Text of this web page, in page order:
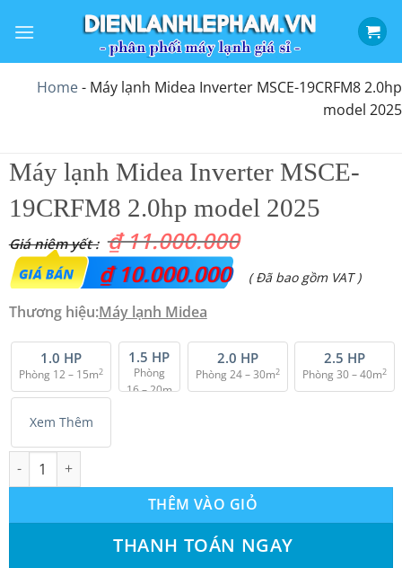
qua
Home- Máy lạnh Midea Inverter MSCE-19CRFM8 2.0hp
model 2025
Máy lạnh Midea Inverter MSCE-
19CRFM8 2.0hp model 2025
₫11.000.000
Giá
gốc
₫ 11.000.000.
₫10.000.000
Giá
là:
₫ 10.000.000.
( Đã bao gồm VAT )
Thương hiệu:Máy lạnh Midea
1.0 HP
Phòng 12 – 15m2
1.5 HP
Phòng
16 – 20m
2.0 HP
Phòng 24 – 30m2
2.5 HP
Phòng 30 – 40m2
Xem Thêm
Máy lạnh Midea Inverter MSCE-19CRFM8 2.0hp model 2025 số
THÊM VÀO GIỎ
THANH TOÁN NGAY